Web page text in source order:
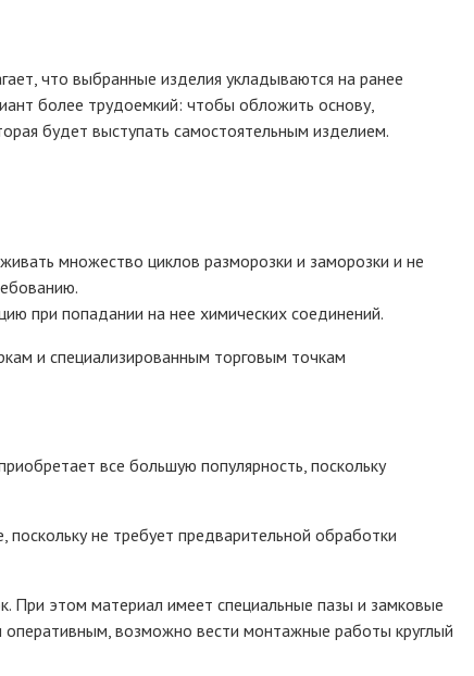
что выбранные изделия укладываются на ранее
более трудоемкий: чтобы обложить основу,
будет выступать самостоятельным изделием.
множество циклов разморозки и заморозки и не
при попадании на нее химических соединений.
и специализированным торговым точкам
все большую популярность, поскольку
не требует предварительной обработки
При этом материал имеет специальные пазы и замковые
возможно вести монтажные работы круглый